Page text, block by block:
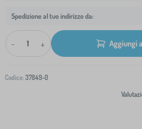
Spedizione al tuo indirizzo da:
- + Aggiungi
Codice: 37849-0